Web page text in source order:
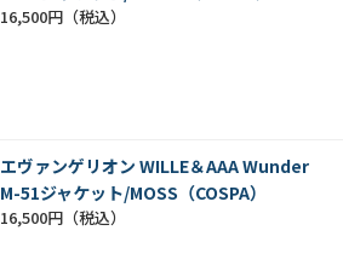
16,500円
エヴァンゲリオン WILLE＆AAA Wunder
M-51ジャケット/MOSS（COSPA）
16,500円